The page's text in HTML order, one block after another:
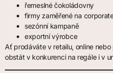
řemeslné čokoládovny
firmy zaměřené na
sezónní kampaně
exportní výrobce
Ať prodáváte v retailu, online
obstát v konkurenci na regále i v